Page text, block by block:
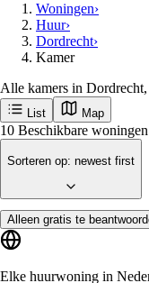
Woningen›
Huur›
Dordrecht›
Kamer
Alle kamers in
List Map
Ontvang als